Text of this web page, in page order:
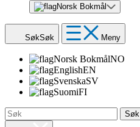
Norsk Bokmål
SøkSøk Meny
Norsk BokmålNO
EnglishEN
SvenskaSV
SuomiFI
Søk